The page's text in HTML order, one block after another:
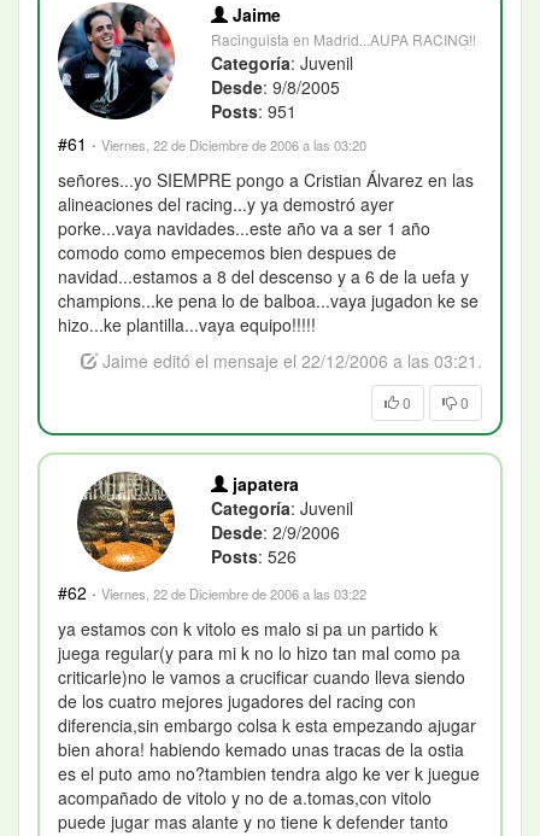
Jaime
Racinguista en Madrid...AUPA RACING!!
Categoría: Juvenil
Desde: 9/8/2005
Posts: 951
#61 · Viernes, 22 de Diciembre de 2006 a las 03:20
señores...yo SIEMPRE pongo a Cristian Álvarez en las
alineaciones del racing...y ya demostró ayer
porke...vaya navidades...este año va a ser 1 año
comodo como empecemos bien despues de
navidad...estamos a 8 del descenso y a 6 de la uefa y
champions...ke pena lo de balboa...vaya jugadon ke se
hizo...ke plantilla...vaya equipo!!!!!
Jaime editó el mensaje el 22/12/2006 a las 03:21.
0 0
japatera
Categoría: Juvenil
Desde: 2/9/2006
Posts: 526
#62 · Viernes, 22 de Diciembre de 2006 a las 03:22
ya estamos con k vitolo es malo si pa un partido k
juega regular(y para mi k no lo hizo tan mal como pa
criticarle)no le vamos a crucificar cuando lleva siendo
de los cuatro mejores jugadores del racing con
diferencia,sin embargo colsa k esta empezando ajugar
bien ahora! habiendo kemado unas tracas de la ostia
es el puto amo no?tambien tendra algo ke ver k juegue
acompañado de vitolo y no de a.tomas,con vitolo
puede jugar mas alante y no tiene k defender tanto